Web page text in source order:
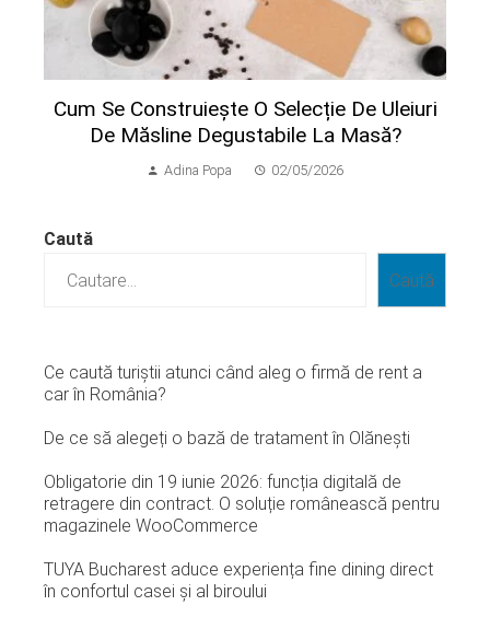
Cum Se Construiește O Selecție De Uleiuri
De Măsline Degustabile La Masă?
Adina Popa 02/05/2026
Caută
Caută
Ce caută turiștii atunci când aleg o firmă de rent a
car în România?
De ce să alegeți o bază de tratament în Olănești
Obligatorie din 19 iunie 2026: funcția digitală de
retragere din contract. O soluție românească pentru
magazinele WooCommerce
TUYA Bucharest aduce experiența fine dining direct
în confortul casei și al biroului